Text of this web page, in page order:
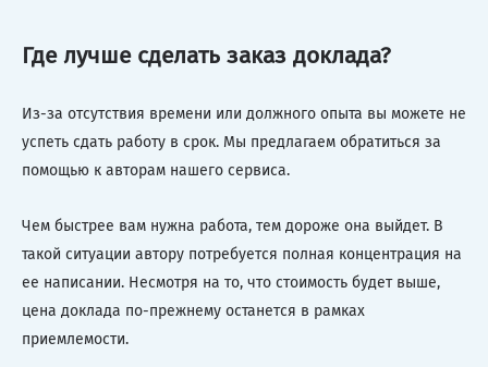
Где лучше сделать заказ доклада?
Из-за отсутствия времени или должного опыта вы можете не
успеть сдать работу в срок. Мы предлагаем обратиться за
помощью к авторам нашего сервиса.
Чем быстрее вам нужна работа, тем дороже она выйдет. В
такой ситуации автору потребуется полная концентрация на
ее написании. Несмотря на то, что стоимость будет выше,
цена доклада по-прежнему останется в рамках
приемлемости.